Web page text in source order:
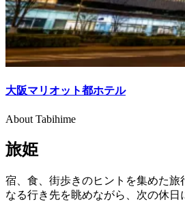
大阪マリオット都ホテル
About Tabihime
旅姫
宿、食、街歩きのヒントを集めた旅
なる行き先を眺めながら、次の休日